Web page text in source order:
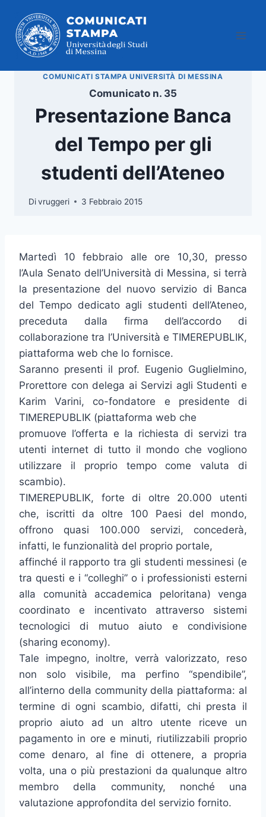
contenuto
COMUNICATI STAMPA UNIVERSITÀ DI MESSINA
Comunicato n. 35
Presentazione Banca
del Tempo per gli
studenti dell’Ateneo
Divruggeri 3 Febbraio 2015
Martedì 10 febbraio alle ore 10,30, presso
l’Aula Senato dell’Università di Messina, si terrà
la presentazione del nuovo servizio di Banca
del Tempo dedicato agli studenti dell’Ateneo,
preceduta dalla firma dell’accordo di
collaborazione tra l’Università e TIMEREPUBLIK,
piattaforma web che lo fornisce.
Saranno presenti il prof. Eugenio Guglielmino,
Prorettore con delega ai Servizi agli Studenti e
Karim Varini, co-fondatore e presidente di
TIMEREPUBLIK (piattaforma web che
promuove l’offerta e la richiesta di servizi tra
utenti internet di tutto il mondo che vogliono
utilizzare il proprio tempo come valuta di
scambio).
TIMEREPUBLIK, forte di oltre 20.000 utenti
che, iscritti da oltre 100 Paesi del mondo,
offrono quasi 100.000 servizi, concederà,
infatti, le funzionalità del proprio portale,
affinché il rapporto tra gli studenti messinesi (e
tra questi e i “colleghi” o i professionisti esterni
alla comunità accademica peloritana) venga
coordinato e incentivato attraverso sistemi
tecnologici di mutuo aiuto e condivisione
(sharing economy).
Tale impegno, inoltre, verrà valorizzato, reso
non solo visibile, ma perfino “spendibile”,
all’interno della community della piattaforma: al
termine di ogni scambio, difatti, chi presta il
proprio aiuto ad un altro utente riceve un
pagamento in ore e minuti, riutilizzabili proprio
come denaro, al fine di ottenere, a propria
volta, una o più prestazioni da qualunque altro
membro della community, nonché una
valutazione approfondita del servizio fornito.